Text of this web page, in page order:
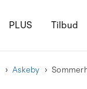
PLUS Tilbud
Askeby